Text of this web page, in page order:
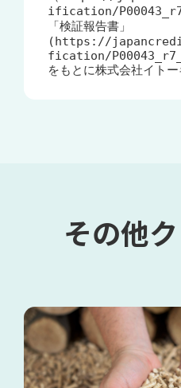
ification/
「検証報告書」
(https://
fication/
をもとに株式会社イトー
その他